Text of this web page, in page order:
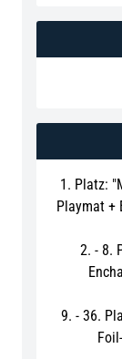
1. Platz:
Playmat +
2. - 8.
9. - 36.